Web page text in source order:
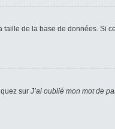
taille de la base de données. Si
sur J’ai oublié mon mot de